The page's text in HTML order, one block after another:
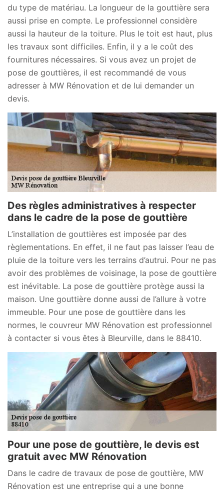
du type de matériau. La longueur de la gouttière sera
aussi prise en compte. Le professionnel considère
aussi la hauteur de la toiture. Plus le toit est haut, plus
les travaux sont difficiles. Enfin, il y a le coût des
fournitures nécessaires. Si vous avez un projet de
pose de gouttières, il est recommandé de vous
adresser à MW Rénovation et de lui demander un
devis.
Des règles administratives à respecter
dans le cadre de la pose de gouttière
L’installation de gouttières est imposée par des
règlementations. En effet, il ne faut pas laisser l’eau de
pluie de la toiture vers les terrains d’autrui. Pour ne pas
avoir des problèmes de voisinage, la pose de gouttière
est inévitable. La pose de gouttière protège aussi la
maison. Une gouttière donne aussi de l’allure à votre
immeuble. Pour une pose de gouttière dans les
normes, le couvreur MW Rénovation est professionnel
à contacter si vous êtes à Bleurville, dans le 88410.
Pour une pose de gouttière, le devis est
gratuit avec MW Rénovation
Dans le cadre de travaux de pose de gouttière, MW
Rénovation est une entreprise qui a une bonne